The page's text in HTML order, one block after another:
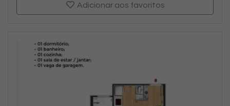
Adicionar aos favoritos